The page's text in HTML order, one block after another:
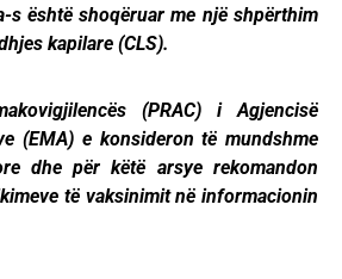
s është shoqëruar me një shpërthim
kapilare (CLS).
(PRAC) i Agjencisë
(EMA) e konsideron të mundshme
dhe për këtë arsye rekomandon
të vaksinimit në informacionin